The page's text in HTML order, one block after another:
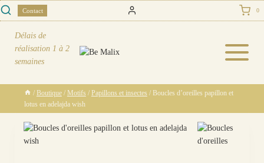
Skip
to
content
Contact 0
Délais de
réalisation 1 à 2
semaines
/ Boutique / Motifs / Papillons et insectes / Boucles d’oreilles papillon et
lotus en adelajda wish